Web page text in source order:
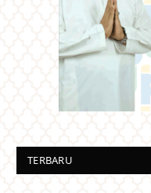
TERBARU